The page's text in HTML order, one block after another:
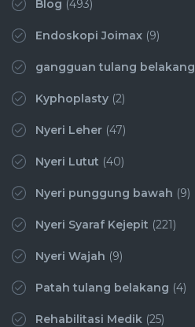
Blog (493)
Endoskopi Joimax (9)
gangguan tulang belakang
Kyphoplasty (2)
Nyeri Leher (47)
Nyeri Lutut (40)
Nyeri punggung bawah (9)
Nyeri Syaraf Kejepit (221)
Nyeri Wajah (9)
Patah tulang belakang (4)
Rehabilitasi Medik (25)